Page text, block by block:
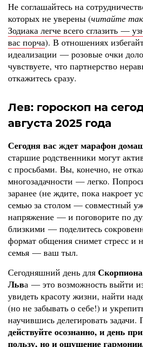
Не соглашайтесь на
которых не уверены (читайте
Зодиака легче всего сглазить —
вас порча). В отношениях
идеализации — розовые очки
чувствуете, что партнерство
откажитесь сразу.
Лев: гороскоп на
августа 2025 года
Сегодня вас ждет марафон
старшие родственники могут
с просьбами. Вы, конечно, не
многозадачности — легко.
заранее (не ждите, пока накроет
семью за столом — совместный
напряжение — и поговорите по
близкими — поделитесь
формат общения снимет стресс и
семья — ваш тыл.
Сегодняшний день для
Льва — это возможность выйти
увидеть красоту жизни, найти
(но не забывать о себе!) и
научившись делегировать
действуйте осознанно, и день
пользу, но и ощущение